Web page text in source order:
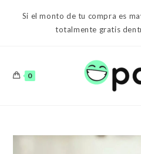
Si el monto de tu compra es
totalmente gratis
0